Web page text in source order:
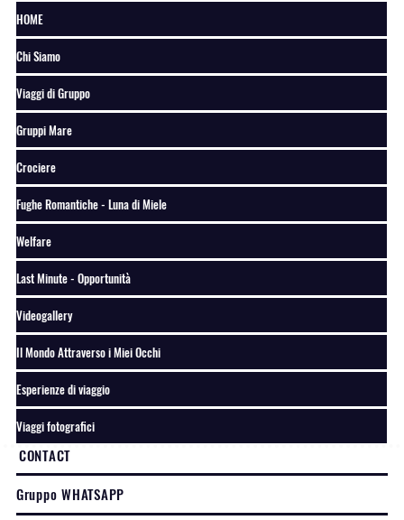
HOME
Chi Siamo
Viaggi di Gruppo
Gruppi Mare
Crociere
Fughe Romantiche - Luna di Miele
Welfare
Last Minute - Opportunità
Videogallery
Il Mondo Attraverso i Miei Occhi
Esperienze di viaggio
Viaggi fotografici
CONTACT
Gruppo WHATSAPP